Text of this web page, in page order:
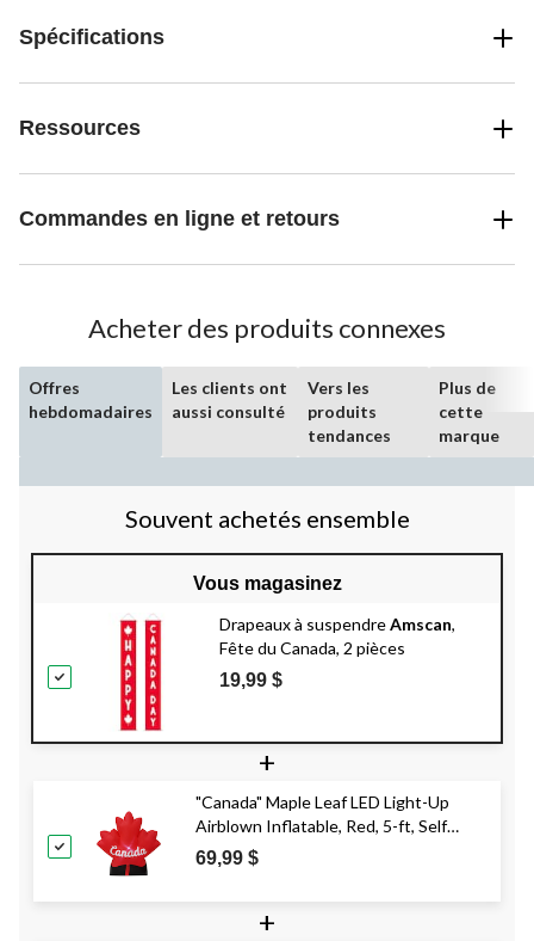
Spécifications
Ressources
Commandes en ligne et retours
Acheter des produits connexes
Offres
hebdomadaires
Les clients ont
aussi consulté
Vers les
produits
tendances
Plus de
cette
marque
Souvent achetés ensemble
Vous magasinez
Drapeaux à suspendreAmscan,
Fête du Canada, 2 pièces
19,99 $
+
"Canada" Maple Leaf LED Light-Up
Airblown Inflatable, Red, 5-ft, Self
Inflating Decoration for Canada Day
69,99 $
+